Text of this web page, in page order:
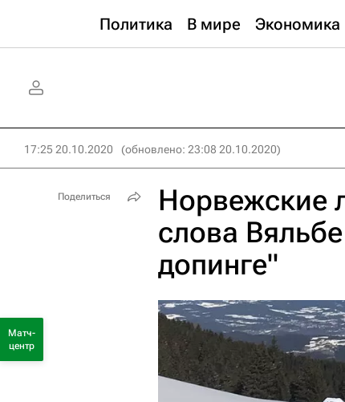
Политика В мире Экономика
17:25 20.10.2020 (обновлено: 23:08 20.10.2020)
Норвежские
слова
допинге"
Поделиться
Матч-
центр